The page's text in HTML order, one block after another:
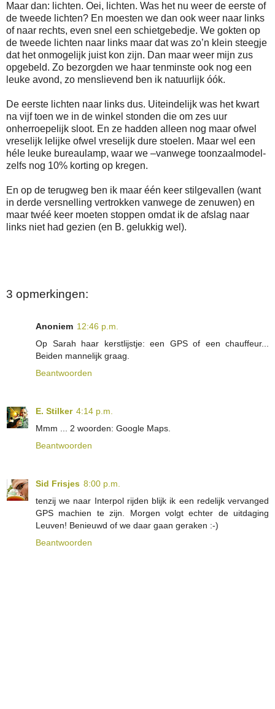
Maar dan: lichten. Oei, lichten. Was het nu weer de eerste of
de tweede lichten? En moesten we dan ook weer naar links
of naar rechts, even snel een schietgebedje. We gokten op
de tweede lichten naar links maar dat was zo’n klein steegje
dat het onmogelijk juist kon zijn. Dan maar weer mijn zus
opgebeld. Zo bezorgden we haar tenminste ook nog een
leuke avond, zo menslievend ben ik natuurlijk óók.
De eerste lichten naar links dus. Uiteindelijk was het kwart
na vijf toen we in de winkel stonden die om zes uur
onherroepelijk sloot. En ze hadden alleen nog maar ofwel
vreselijk lelijke ofwel vreselijk dure stoelen. Maar wel een
héle leuke bureaulamp, waar we –vanwege toonzaalmodel-
zelfs nog 10% korting op kregen.
En op de terugweg ben ik maar één keer stilgevallen (want
in derde versnelling vertrokken vanwege de zenuwen) en
maar twéé keer moeten stoppen omdat ik de afslag naar
links niet had gezien (en B. gelukkig wel).
3 opmerkingen:
Anoniem 12:46 p.m.
Op Sarah haar kerstlijstje: een GPS of een chauffeur...
Beiden mannelijk graag.
Beantwoorden
E. Stilker 4:14 p.m.
Mmm ... 2 woorden: Google Maps.
Beantwoorden
Sid Frisjes 8:00 p.m.
tenzij we naar Interpol rijden blijk ik een redelijk vervanged
GPS machien te zijn. Morgen volgt echter de uitdaging
Leuven! Benieuwd of we daar gaan geraken :-)
Beantwoorden